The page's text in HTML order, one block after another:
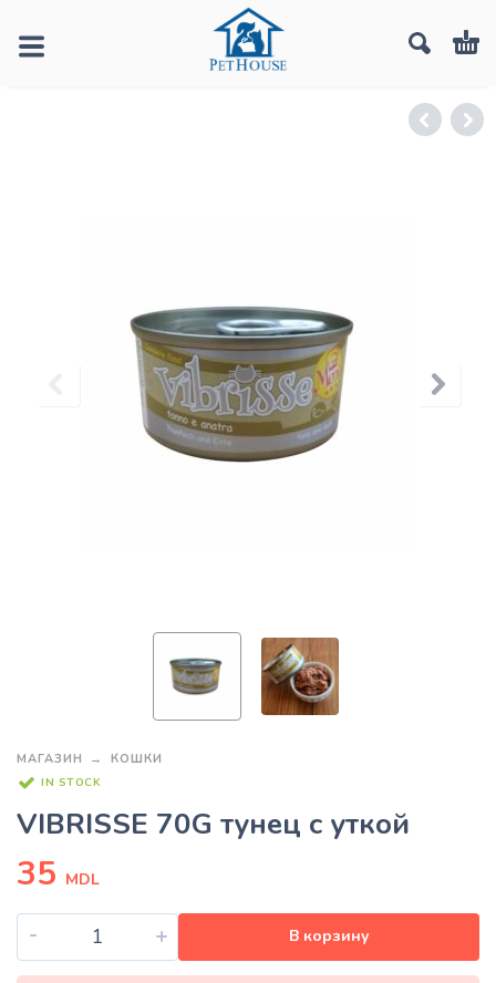
МАГАЗИН КОШКИ
IN STOCK
VIBRISSE 70G тунец с уткой
35 MDL
- + В корзину